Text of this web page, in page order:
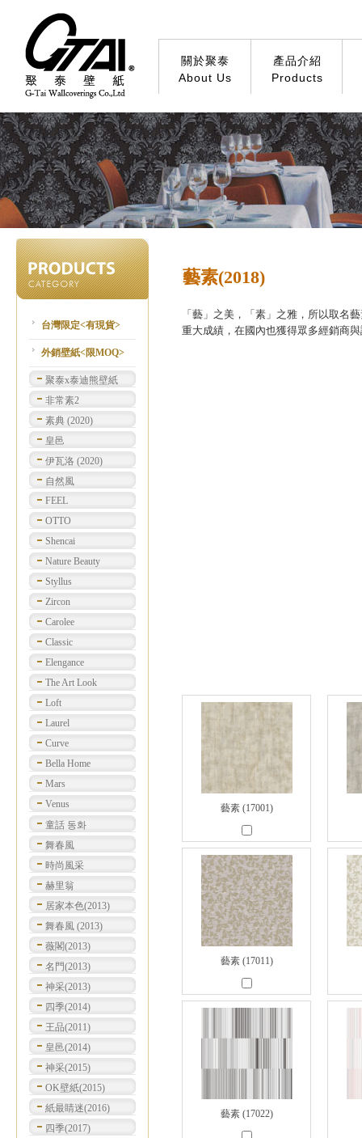
關於聚泰
About Us
產品介紹
Products
台灣限定<有現貨>
外銷壁紙<限MOQ>
聚泰x泰迪熊壁紙
非常素2
素典 (2020)
皇邑
伊瓦洛 (2020)
自然風
FEEL
OTTO
Shencai
Nature Beauty
Styllus
Zircon
Carolee
Classic
Elengance
The Art Look
Loft
Laurel
Curve
Bella Home
Mars
Venus
童話 동화
舞春風
時尚風采
赫里翁
居家本色(2013)
舞春風 (2013)
薇閣(2013)
名門(2013)
神采(2013)
四季(2014)
王品(2011)
皇邑(2014)
神采(2015)
OK壁紙(2015)
紙最睛迷(2016)
四季(2017)
藝素(2018)
「藝」之美，「素」之雅，所以取名
重大成績，在國內也獲得眾多經銷商
藝素 (17001)
藝素 (17011)
藝素 (17022)